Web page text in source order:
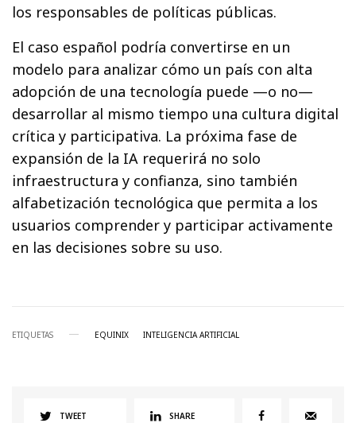
los responsables de políticas públicas.
El caso español podría convertirse en un
modelo para analizar cómo un país con alta
adopción de una tecnología puede —o no—
desarrollar al mismo tiempo una cultura digital
crítica y participativa. La próxima fase de
expansión de la IA requerirá no solo
infraestructura y confianza, sino también
alfabetización tecnológica que permita a los
usuarios comprender y participar activamente
en las decisiones sobre su uso.
ETIQUETAS EQUINIX INTELIGENCIA ARTIFICIAL
TWEET SHARE